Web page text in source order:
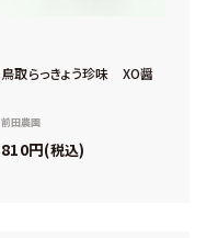
鳥取らっきょう珍味 XO醤
前田農園
810 税込